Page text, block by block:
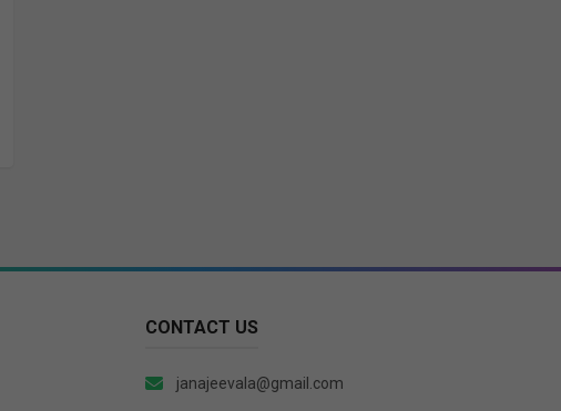
CONTACT US
janajeevala@gmail.com